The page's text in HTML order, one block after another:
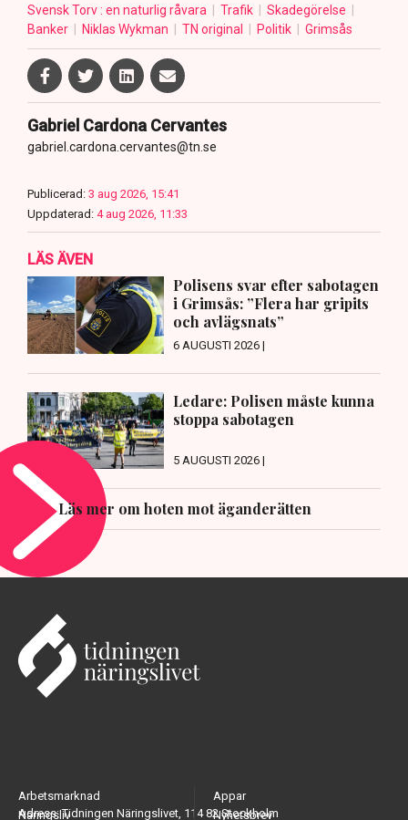
Svensk Torv : en naturlig råvara
Trafik
Skadegörelse
Banker
Niklas Wykman TN original Politik Grimsås
Gabriel Cardona Cervantes
gabriel.cardona.cervantes@tn.se
Publicerad: 3 aug 2026, 15:41
Uppdaterad: 4 aug 2026, 11:33
LÄS ÄVEN
Polisens svar efter sabotagen
i Grimsås: ”Flera har gripits
och avlägsnats”
6 AUGUSTI 2026 |
Ledare: Polisen måste kunna
stoppa sabotagen
5 AUGUSTI 2026 |
Läs mer om hoten mot äganderätten
Adress: Tidningen Näringslivet, 114 82 Stockholm
Arbetsmarknad
Näringsliv
Appar
Nyhetsbrev